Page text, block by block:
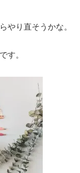
やり直そうかな。
す。